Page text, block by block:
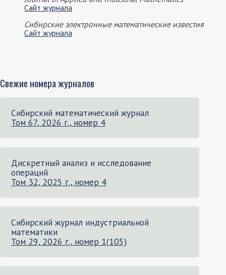
Сайт журнала
Сибирские электронные математические известия
Сайт журнала
Свежие номера журналов
Сибирский математический журнал
Том 67, 2026 г., номер 4
Дискретный анализ и исследование
операций
Том 32, 2025 г., номер 4
Сибирский журнал индустриальной
математики
Том 29, 2026 г., номер 1(105)